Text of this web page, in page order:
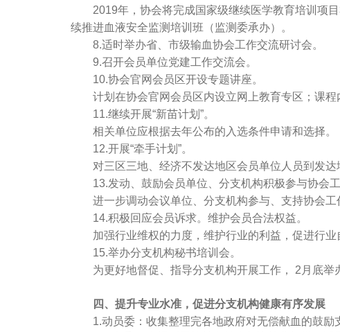
2019年，协会将完成国家级继续医学教育培训项目
续推进血液安全监测培训班（监测委承办）。
8.适时举办省、市级输血协会工作交流研讨会。
9.召开会员单位党建工作交流会。
10.协会官网会员区开设专题讲座。
计划在协会官网会员区内设立网上教育专区；课程
11.继续开展“新苗计划”。
相关单位应根据去年公布的入选条件申请和选择。
12.开展“牵手计划”。
对三区三地、经济不发达地区会员单位人员到发达
13.发动、鼓励会员单位、分支机构积极参与协会工
进一步调动会议单位、分支机构参与、支持协会工
14.积极回应会员诉求。维护会员合法权益。
加强行业维权的力度，维护行业的利益，促进行业
15.举办分支机构秘书培训会。
为更好地督促、指导分支机构开展工作， 2月底举
四、提升专业水准，促进分支机构健康有序发展
1.动员委：收集整理完各地政府对无偿献血的鼓励